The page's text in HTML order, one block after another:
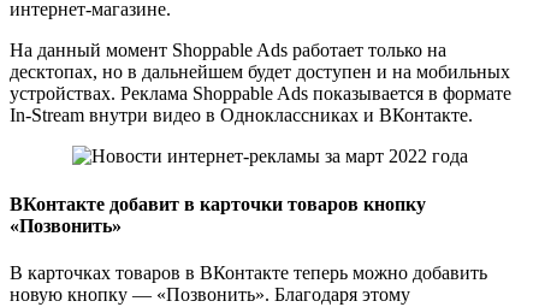
интернет-магазине.
На данный момент Shoppable Ads работает только на
десктопах, но в дальнейшем будет доступен и на мобильных
устройствах. Реклама Shoppable Ads показывается в формате
In-Stream внутри видео в Одноклассниках и ВКонтакте.
ВКонтакте добавит в карточки товаров кнопку
«Позвонить»
В карточках товаров в ВКонтакте теперь можно добавить
новую кнопку — «Позвонить». Благодаря этому